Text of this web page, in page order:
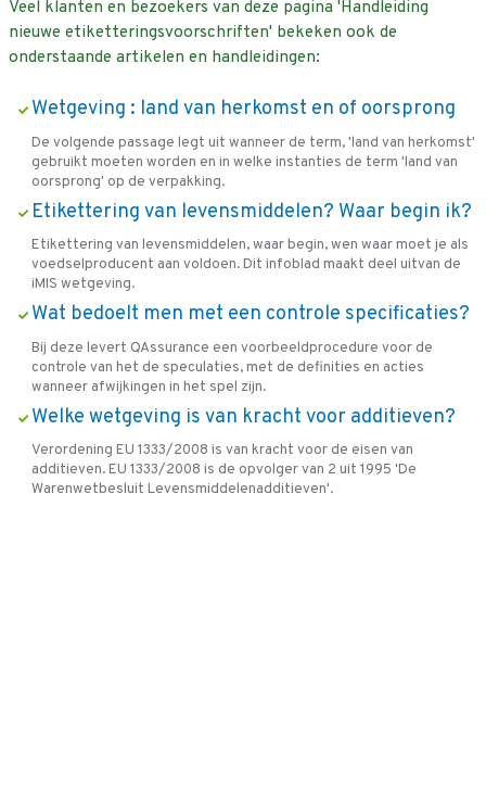
Veel klanten en bezoekers van deze pagina 'Handleiding
nieuwe etiketteringsvoorschriften' bekeken ook de
onderstaande artikelen en handleidingen:
Wetgeving : land van herkomst en of oorsprong
De volgende passage legt uit wanneer de term, 'land van herkomst'
gebruikt moeten worden en in welke instanties de term 'land van
oorsprong' op de verpakking.
Etikettering van levensmiddelen? Waar begin ik?
Etikettering van levensmiddelen, waar begin, wen waar moet je als
voedselproducent aan voldoen. Dit infoblad maakt deel uitvan de
iMIS wetgeving.
Wat bedoelt men met een controle specificaties?
Bij deze levert QAssurance een voorbeeldprocedure voor de
controle van het de speculaties, met de definities en acties
wanneer afwijkingen in het spel zijn.
Welke wetgeving is van kracht voor additieven?
Verordening EU 1333/2008 is van kracht voor de eisen van
additieven. EU 1333/2008 is de opvolger van 2 uit 1995 'De
Warenwetbesluit Levensmiddelenadditieven'.